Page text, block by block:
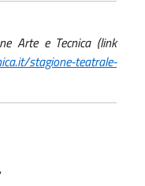
Arte e Tecnica (link
stagione-teatrale-